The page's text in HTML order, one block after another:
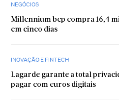
NEGÓCIOS
Millennium bcp compra 16,4
em cinco dias
INOVAÇÃO E FINTECH
Lagarde garante a total
pagar com euros digitais